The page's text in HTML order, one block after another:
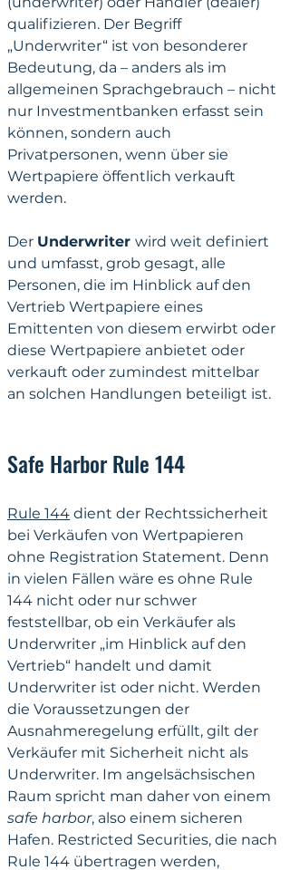
qualifizieren. Der Begriff
„Underwriter“ ist von besonderer
Bedeutung, da – anders als im
allgemeinen Sprachgebrauch – nicht
nur Investmentbanken erfasst sein
können, sondern auch
Privatpersonen, wenn über sie
Wertpapiere öffentlich verkauft
werden.
Der Underwriter wird weit definiert
und umfasst, grob gesagt, alle
Personen, die im Hinblick auf den
Vertrieb Wertpapiere eines
Emittenten von diesem erwirbt oder
diese Wertpapiere anbietet oder
verkauft oder zumindest mittelbar
an solchen Handlungen beteiligt ist.
Safe Harbor Rule 144
Rule 144 dient der Rechtssicherheit
bei Verkäufen von Wertpapieren
ohne Registration Statement. Denn
in vielen Fällen wäre es ohne Rule
144 nicht oder nur schwer
feststellbar, ob ein Verkäufer als
Underwriter „im Hinblick auf den
Vertrieb“ handelt und damit
Underwriter ist oder nicht. Werden
die Voraussetzungen der
Ausnahmeregelung erfüllt, gilt der
Verkäufer mit Sicherheit nicht als
Underwriter. Im angelsächsischen
Raum spricht man daher von einem
safe harbor, also einem sicheren
Hafen. Restricted Securities, die nach
Rule 144 übertragen werden,